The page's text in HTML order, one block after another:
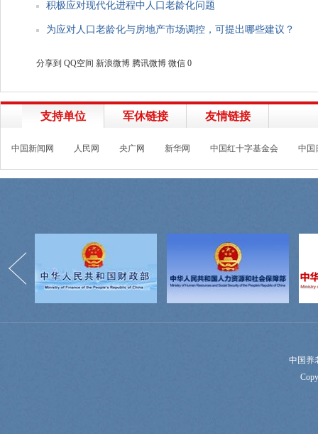
积极应对现代化进程中人口老龄化问题
为应对人口老龄化与房地产市场调控，可提出哪些建议？
分享到 QQ空间 新浪微博 腾讯微博 微信 0
支持单位 军休链接 友情链接
中国新闻网 人民网 央广网 新华网 中国红十字基金会 中国
中国养